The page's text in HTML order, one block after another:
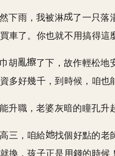
下雨，我被淋 了一只落
車了。你也就不用搞得這
胡 了下，故作輕松地
多好幾千，到時候，咱也
升職，老婆灰暗的瞳孔升
三，咱給 找個好點的老
換，孩子正是用錢的時候